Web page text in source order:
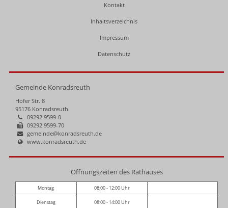
Kontakt
Inhaltsverzeichnis
Impressum
Datenschutz
Gemeinde Konradsreuth
Hofer Str. 8
95176 Konradsreuth
09292 9599-0
09292 9599-70
gemeinde@konradsreuth.de
www.konradsreuth.de
Öffnungszeiten des Rathauses
Montag 08:00 - 12:00 Uhr
Dienstag 08:00 - 14:00 Uhr